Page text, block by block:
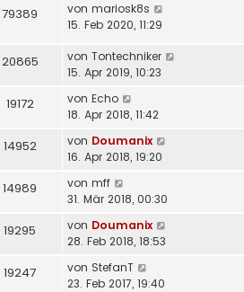
79389 von mariosk8s
15. Feb 2020, 11:29
20865 von Tontechniker
15. Apr 2019, 10:23
19172 von Echo
18. Apr 2018, 11:42
14952 von Doumanix
16. Apr 2018, 19:20
14989 von mff
31. Mär 2018, 00:30
19295 von Doumanix
28. Feb 2018, 18:53
19247 von StefanT
23. Feb 2017, 19:40